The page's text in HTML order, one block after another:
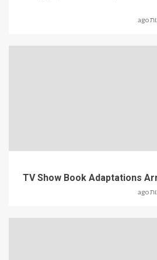
TV Show Book Adaptations